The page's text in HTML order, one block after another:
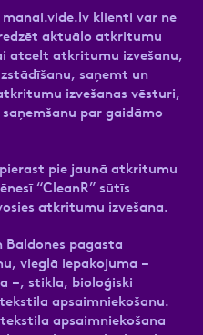
klienti var ne
aktuālo atkritumu
atcelt atkritumu izvešanu,
saņemt un
izvešanas vēsturi,
par gaidāmo
pie jaunā atkritumu
“CleanR” sūtīs
atkritumu izvešana.
Baldones pagastā
vieglā iepakojuma –
–, stikla, bioloģiski
apsaimniekošanu.
apsaimniekošana